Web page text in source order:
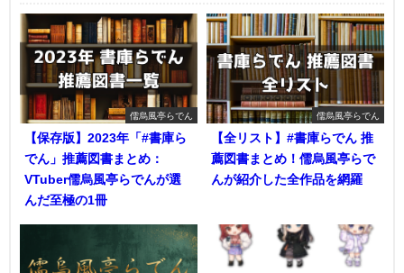
儒烏風亭らでん
【保存版】2023年「#書庫ら
でん」推薦図書まとめ：
VTuber儒烏風亭らでんが選
んだ至極の1冊
儒烏風亭らでん
【全リスト】#書庫らでん 推
薦図書まとめ！儒烏風亭らで
んが紹介した全作品を網羅